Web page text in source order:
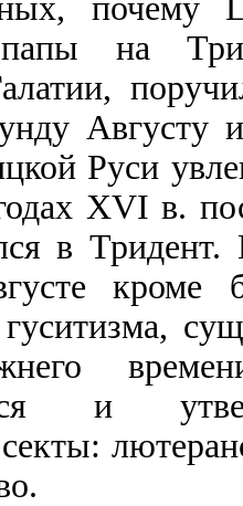
почему
на
Августу
Руси
XVI в.
в
кроме
гуситизма,
и